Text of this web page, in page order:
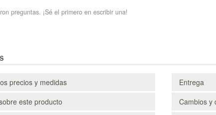
preguntas. ¡Sé el primero en escribir una!
precios y medidas
este producto
Entrega
Cambios y